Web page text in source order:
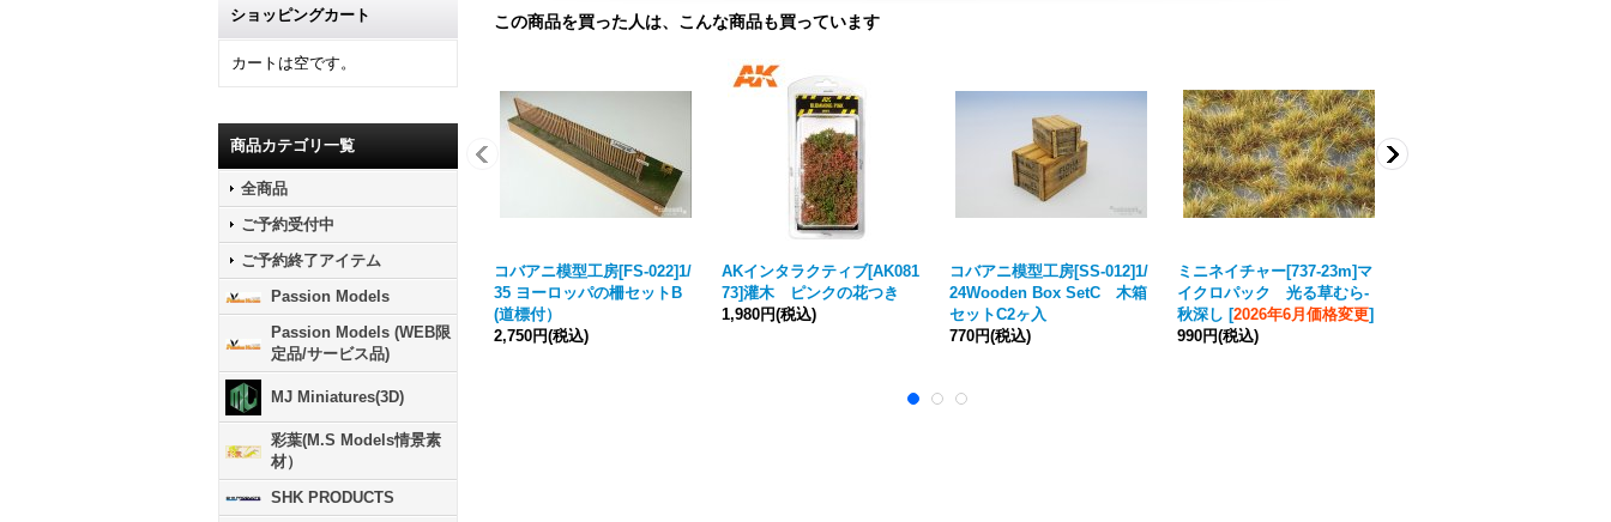
ショッピングカート
カートは空です。
商品カテゴリ一覧
全商品
ご予約受付中
ご予約終了アイテム
Passion Models
Passion Models (WEB限
定品/サービス品)
MJ Miniatures(3D)
彩葉(M.S Models情景素
材）
SHK PRODUCTS
この商品を買った人は、こんな商品も買っています
コバアニ模型工房[FS-022]1/
35 ヨーロッパの柵セットB
(道標付）
2,750円(税込)
AKインタラクティブ[AK081
73]灌木 ピンクの花つき
1,980円(税込)
コバアニ模型工房[SS-012]1/
24Wooden Box SetC 木箱
セットC2ヶ入
770円(税込)
ミニネイチャー[737-23m]マ
イクロパック 光る草むら‐
秋深し [2026年6月価格変更]
990円(税込)